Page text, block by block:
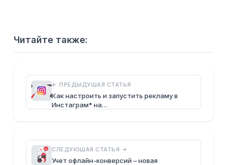
Читайте также:
← ПРЕДЫДУЩАЯ СТАТЬЯ
Как настроить и запустить рекламу в
Инстаграм* на…
СЛЕДУЮЩАЯ СТАТЬЯ →
Учет офлайн-конверсий – новая